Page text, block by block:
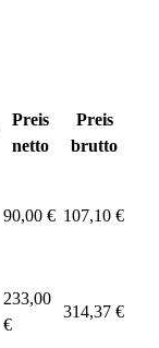
Preis
netto
Preis
brutto
90,00 € 107,10 €
233,00
€
314,37 €